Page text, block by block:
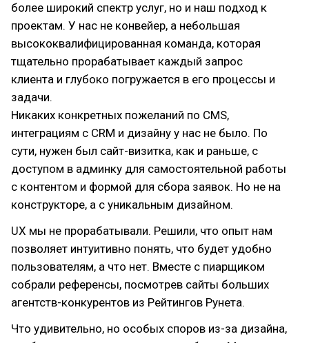
более широкий спектр услуг, но и наш подход к
проектам. У нас не конвейер, а небольшая
высококвалифицированная команда, которая
тщательно прорабатывает каждый запрос
клиента и глубоко погружается в его процессы и
задачи.
Никаких конкретных пожеланий по CMS,
интеграциям с CRM и дизайну у нас не было. По
сути, нужен был сайт-визитка, как и раньше, с
доступом в админку для самостоятельной работы
с контентом и формой для сбора заявок. Но не на
конструкторе, а с уникальным дизайном.
UX мы не прорабатывали. Решили, что опыт нам
позволяет интуитивно понять, что будет удобно
пользователям, а что нет. Вместе с пиарщиком
собрали референсы, посмотрев сайты больших
агентств-конкурентов из Рейтингов Рунета.
Что удивительно, но особых споров из-за дизайна,